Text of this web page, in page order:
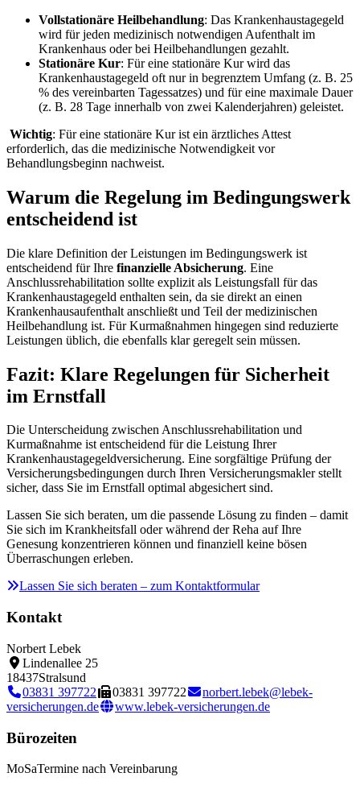
Vollstationäre Heilbehandlung: Das Krankenhaustagegeld
wird für jeden medizinisch notwendigen Aufenthalt im
Krankenhaus oder bei Heilbehandlungen gezahlt.
Stationäre Kur: Für eine stationäre Kur wird das
Krankenhaustagegeld oft nur in begrenztem Umfang (z. B. 25
% des vereinbarten Tagessatzes) und für eine maximale Dauer
(z. B. 28 Tage innerhalb von zwei Kalenderjahren) geleistet.
Wichtig: Für eine stationäre Kur ist ein ärztliches Attest
erforderlich, das die medizinische Notwendigkeit vor
Behandlungsbeginn nachweist.
Warum die Regelung im Bedingungswerk
entscheidend ist
Die klare Definition der Leistungen im Bedingungswerk ist
entscheidend für Ihre finanzielle Absicherung. Eine
Anschlussrehabilitation sollte explizit als Leistungsfall für das
Krankenhaustagegeld enthalten sein, da sie direkt an einen
Krankenhausaufenthalt anschließt und Teil der medizinischen
Heilbehandlung ist. Für Kurmaßnahmen hingegen sind reduzierte
Leistungen üblich, die ebenfalls klar geregelt sein müssen.
Fazit: Klare Regelungen für Sicherheit
im Ernstfall
Die Unterscheidung zwischen Anschlussrehabilitation und
Kurmaßnahme ist entscheidend für die Leistung Ihrer
Krankenhaustagegeldversicherung. Eine sorgfältige Prüfung der
Versicherungsbedingungen durch Ihren Versicherungsmakler stellt
sicher, dass Sie im Ernstfall optimal abgesichert sind.
Lassen Sie sich beraten, um die passende Lösung zu finden – damit
Sie sich im Krankheitsfall oder während der Reha auf Ihre
Genesung konzentrieren können und finanziell keine bösen
Überraschungen erleben.
Lassen Sie sich beraten – zum Kontaktformular
Kontakt
Norbert Lebek
Lindenallee 25
18437Stralsund
03831 397722
03831 397722
norbert.lebek@lebek-
versicherungen.de
www.lebek-versicherungen.de
Bürozeiten
MoSaTermine nach Vereinbarung